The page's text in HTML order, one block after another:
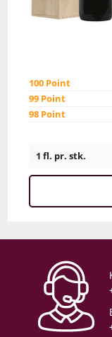
100 Point
99 Point
98 Point
1 fl. pr. stk.